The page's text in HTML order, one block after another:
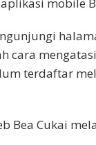
cara
terdaftar
Bea Cukai